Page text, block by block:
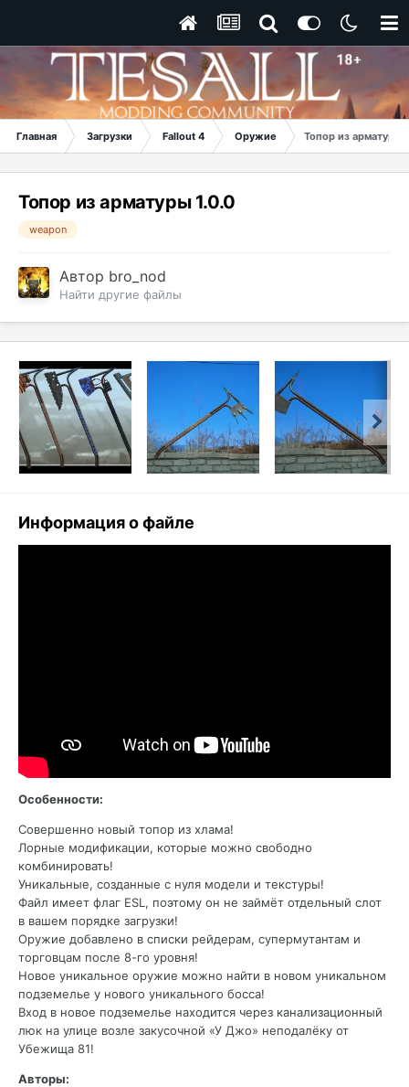
Главная Загрузки Fallout 4 Оружие Топор из арматуры
Топор из арматуры 1.0.0
weapon
Автор bro_nod
Найти другие файлы
Информация о файле
Особенности:
Совершенно новый топор из хлама!
Лорные модификации, которые можно свободно
комбинировать!
Уникальные, созданные с нуля модели и текстуры!
Файл имеет флаг ESL, поэтому он не займёт отдельный слот
в вашем порядке загрузки!
Оружие добавлено в списки рейдерам, супермутантам и
торговцам после 8-го уровня!
Новое уникальное оружие можно найти в новом уникальном
подземелье у нового уникального босса!
Вход в новое подземелье находится через канализационный
люк на улице возле закусочной «У Джо» неподалёку от
Убежища 81!
Авторы: